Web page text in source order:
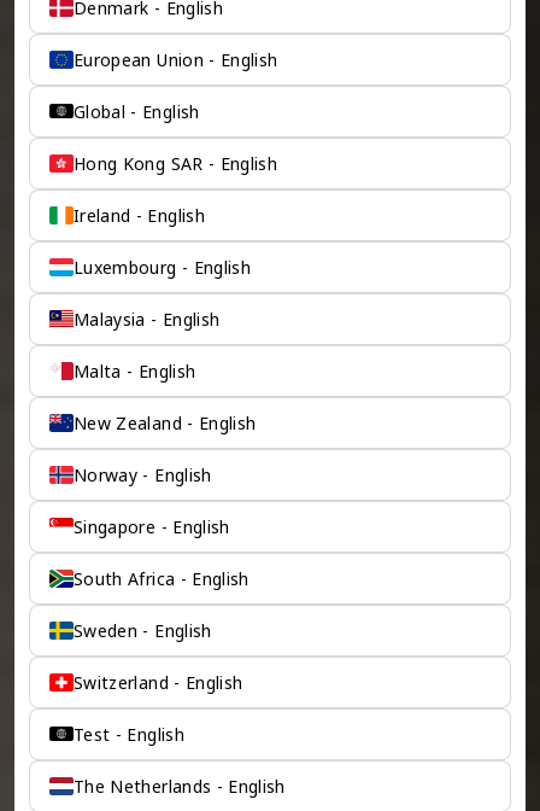
Denmark - English
European Union - English
Global - English
Hong Kong SAR - English
Ireland - English
Luxembourg - English
Malaysia - English
Malta - English
New Zealand - English
Norway - English
Singapore - English
South Africa - English
Sweden - English
Switzerland - English
Test - English
The Netherlands - English